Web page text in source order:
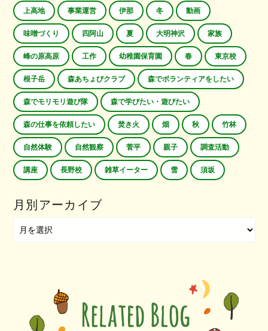
上高地 事業運営 伊那 冬 動画
味噌づくり 四阿山 夏 大明神沢 家族
峰の原高原 工作 幼稚園保育園 春 東京校
根子岳 森あちょびクラブ 森でボランティアをしたい
森でモリモリ遊び隊 森で学びたい・遊びたい
森の仕事を依頼したい 焚き火 畑 秋 竹林
自然体験 自然観察 菅平 親子 調査活動
講座 長野校 雑草イーター 雪 須坂
月別アーカイブ